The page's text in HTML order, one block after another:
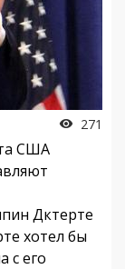
271
США
Дктерте
хотел бы
с его